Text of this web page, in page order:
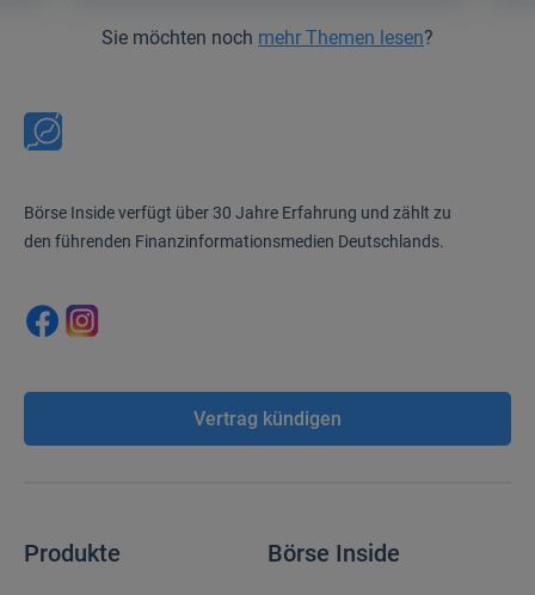
Sie möchten noch mehr Themen lesen?
Börse Inside verfügt über 30 Jahre Erfahrung und zählt zu
den führenden Finanzinformationsmedien Deutschlands.
Vertrag kündigen
Produkte Börse Inside